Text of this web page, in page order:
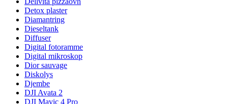
Detox plaster
Diamantring
Dieseltank
Diffuser
Digital fotoramme
Digital mikroskop
Dior sauvage
Diskolys
Djembe
DJI Avata 2
DJI Mavic 4 Pro